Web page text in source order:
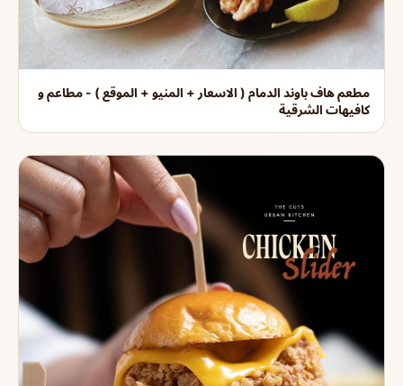
مطعم هاف باوند الدمام ( الاسعار + المنيو + الموقع ) - مطاعم و
كافيهات الشرقية